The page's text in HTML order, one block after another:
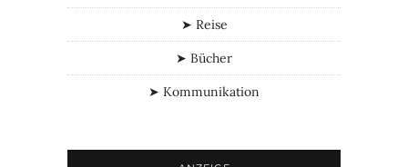
➤ Reise
➤ Bücher
➤ Kommunikation